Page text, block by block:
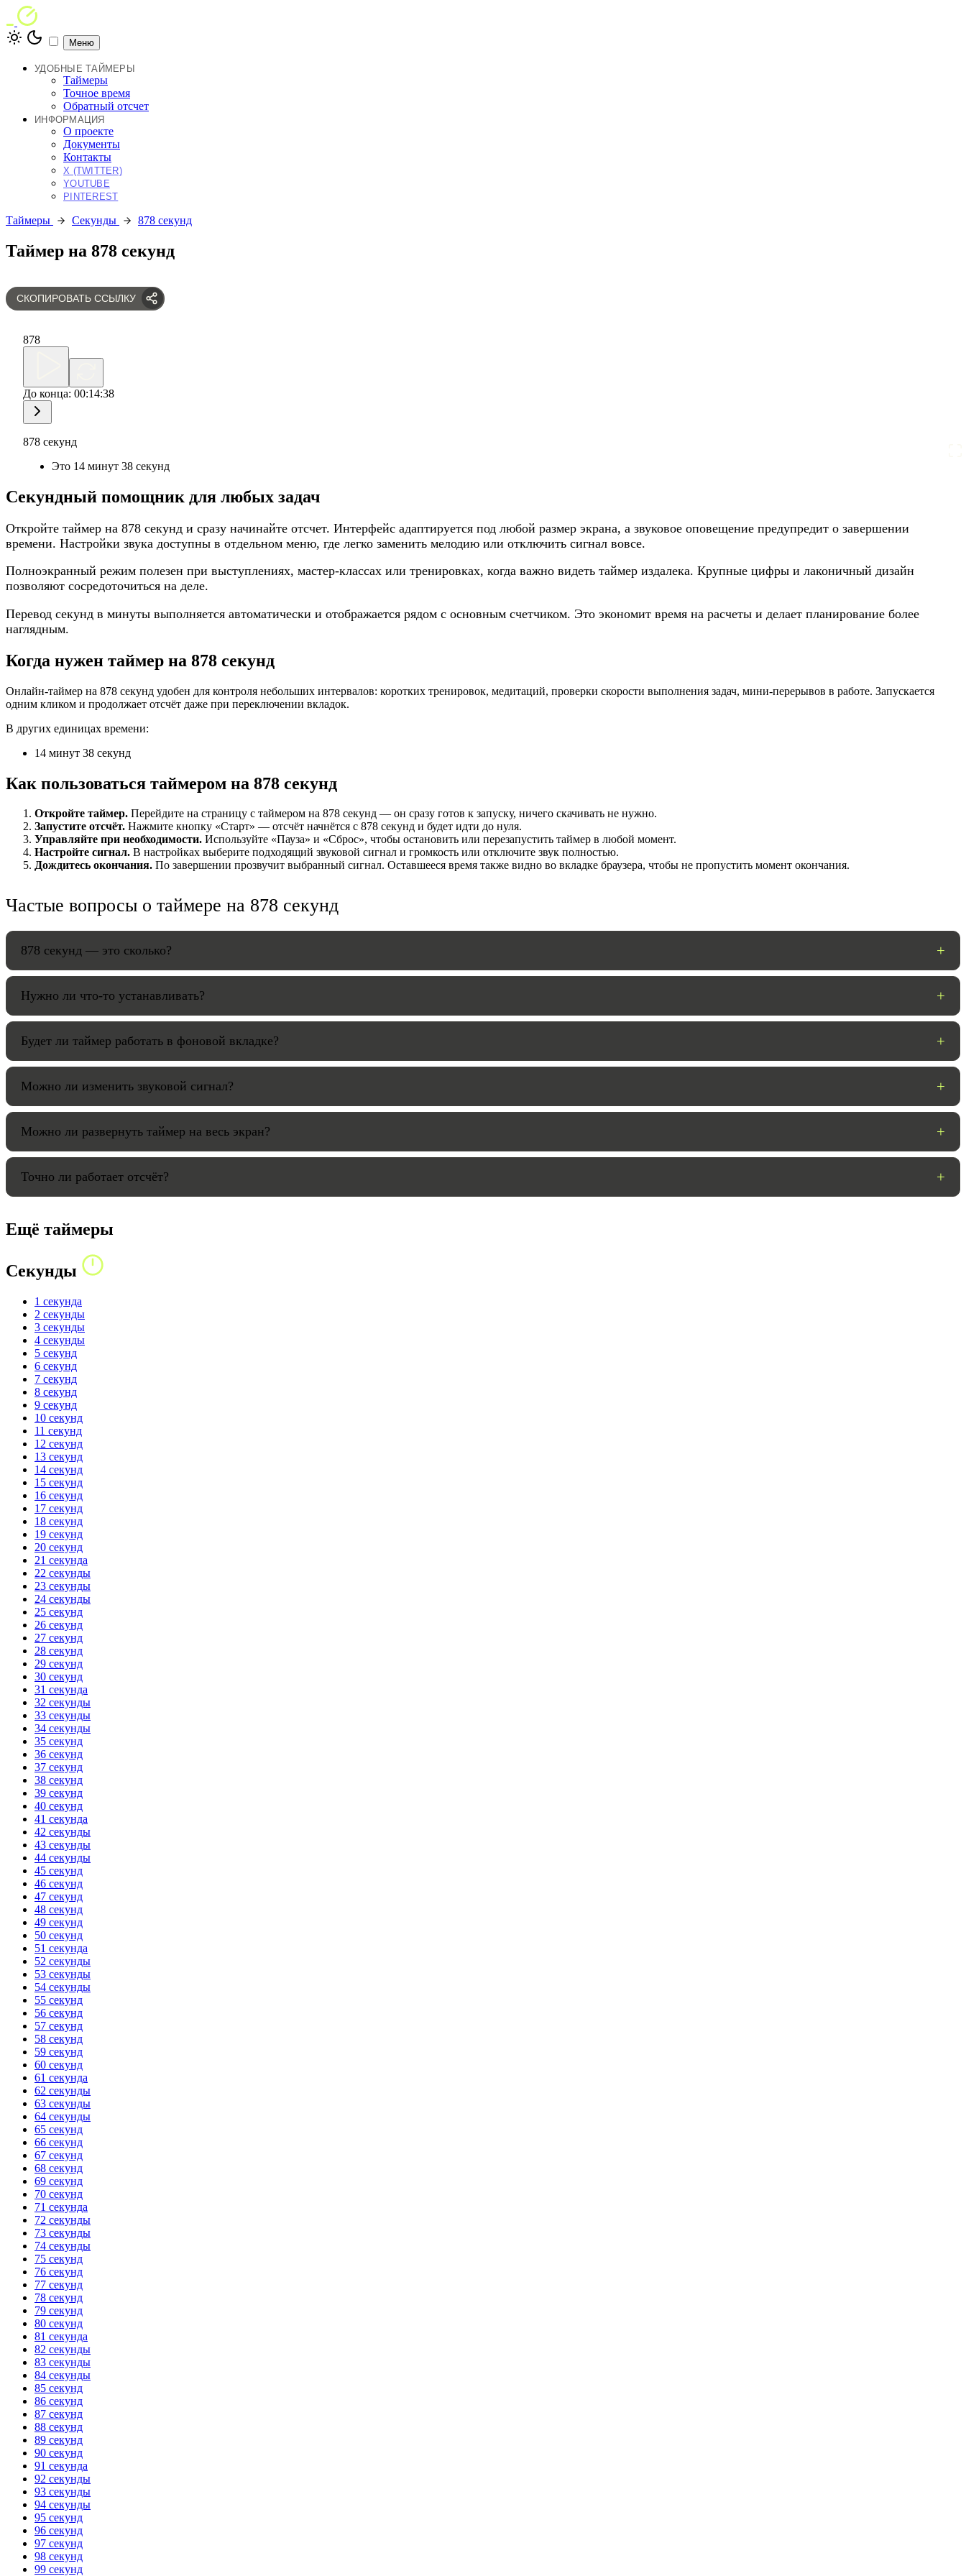
Меню
УДОБНЫЕ ТАЙМЕРЫ
Таймеры
Точное время
Обратный отсчет
ИНФОРМАЦИЯ
О проекте
Документы
Контакты
X (TWITTER)
YOUTUBE
PINTEREST
Таймеры Секунды 878 секунд
Таймер на 878 секунд
СКОПИРОВАТЬ ССЫЛКУ
878
До конца: 00:14:38
878 секунд
Это 14 минут 38 секунд
НАСТРОЙКИ
Звуки:
HANDY TIMERS
Секундный помощник для любых задач
Откройте таймер на 878 секунд и сразу начинайте отсчет. Интерфейс адаптируется под любой размер экрана, а звуковое оповещение предупредит о завершении
времени. Настройки звука доступны в отдельном меню, где легко заменить мелодию или отключить сигнал вовсе.
Полноэкранный режим полезен при выступлениях, мастер-классах или тренировках, когда важно видеть таймер издалека. Крупные цифры и лаконичный дизайн
позволяют сосредоточиться на деле.
Перевод секунд в минуты выполняется автоматически и отображается рядом с основным счетчиком. Это экономит время на расчеты и делает планирование более
наглядным.
Когда нужен таймер на 878 секунд
Онлайн-таймер на 878 секунд удобен для контроля небольших интервалов: коротких тренировок, медитаций, проверки скорости выполнения задач, мини-перерывов в работе. Запускается
одним кликом и продолжает отсчёт даже при переключении вкладок.
В других единицах времени:
14 минут 38 секунд
Как пользоваться таймером на 878 секунд
Откройте таймер. Перейдите на страницу с таймером на 878 секунд — он сразу готов к запуску, ничего скачивать не нужно.
Запустите отсчёт. Нажмите кнопку «Старт» — отсчёт начнётся с 878 секунд и будет идти до нуля.
Управляйте при необходимости. Используйте «Пауза» и «Сброс», чтобы остановить или перезапустить таймер в любой момент.
Настройте сигнал. В настройках выберите подходящий звуковой сигнал и громкость или отключите звук полностью.
Дождитесь окончания. По завершении прозвучит выбранный сигнал. Оставшееся время также видно во вкладке браузера, чтобы не пропустить момент окончания.
Частые вопросы о таймере на 878 секунд
878 секунд — это сколько?
Нужно ли что-то устанавливать?
Будет ли таймер работать в фоновой вкладке?
Можно ли изменить звуковой сигнал?
Можно ли развернуть таймер на весь экран?
Точно ли работает отсчёт?
Ещё таймеры
Секунды
1 секунда
2 секунды
3 секунды
4 секунды
5 секунд
6 секунд
7 секунд
8 секунд
9 секунд
10 секунд
11 секунд
12 секунд
13 секунд
14 секунд
15 секунд
16 секунд
17 секунд
18 секунд
19 секунд
20 секунд
21 секунда
22 секунды
23 секунды
24 секунды
25 секунд
26 секунд
27 секунд
28 секунд
29 секунд
30 секунд
31 секунда
32 секунды
33 секунды
34 секунды
35 секунд
36 секунд
37 секунд
38 секунд
39 секунд
40 секунд
41 секунда
42 секунды
43 секунды
44 секунды
45 секунд
46 секунд
47 секунд
48 секунд
49 секунд
50 секунд
51 секунда
52 секунды
53 секунды
54 секунды
55 секунд
56 секунд
57 секунд
58 секунд
59 секунд
60 секунд
61 секунда
62 секунды
63 секунды
64 секунды
65 секунд
66 секунд
67 секунд
68 секунд
69 секунд
70 секунд
71 секунда
72 секунды
73 секунды
74 секунды
75 секунд
76 секунд
77 секунд
78 секунд
79 секунд
80 секунд
81 секунда
82 секунды
83 секунды
84 секунды
85 секунд
86 секунд
87 секунд
88 секунд
89 секунд
90 секунд
91 секунда
92 секунды
93 секунды
94 секунды
95 секунд
96 секунд
97 секунд
98 секунд
99 секунд